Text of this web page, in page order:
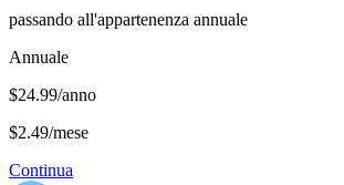
passando all'appartenenza annuale
Annuale
$24.99/anno
$2.49/mese
Continua